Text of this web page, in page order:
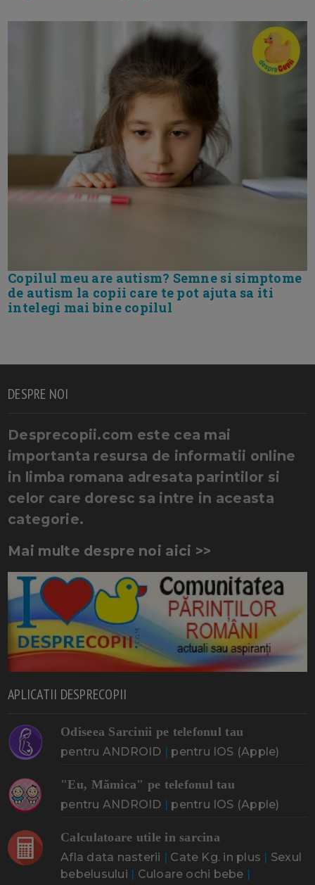
Copilul meu are autism? Semne si simptome
de autism la copii care te pot ajuta sa iti
intelegi mai bine copilul
DESPRE NOI
Desprecopii.com este cea mai
importanta resursa de informatii online
in limba romana adresata parintilor si
celor care doresc sa intre in aceasta
categorie.
Mai multe despre noi aici >>
APLICATII DESPRECOPII
Odiseea Sarcinii pe telefonul tau
pentru ANDROID | pentru IOS (Apple)
"Eu, Mămica" pe telefonul tau
pentru ANDROID | pentru IOS (Apple)
Calculatoare utile in sarcina
Afla data nasterii | Cate Kg. in plus | Sexul
bebelusului | Culoare ochi bebe |